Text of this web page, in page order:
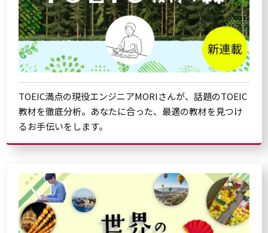
TOEIC満点の現役エンジニアMORIさんが、話題のTOEIC
教材を徹底分析。あなたに合った、最適の教材を見つけ
るお手伝いをします。